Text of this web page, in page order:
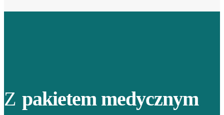
Z pakietem medycznym